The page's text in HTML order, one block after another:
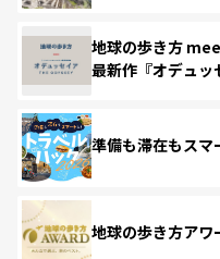
地球の歩き方
最新作『オデュッ
準備も滞在もス
地球の歩き方ア